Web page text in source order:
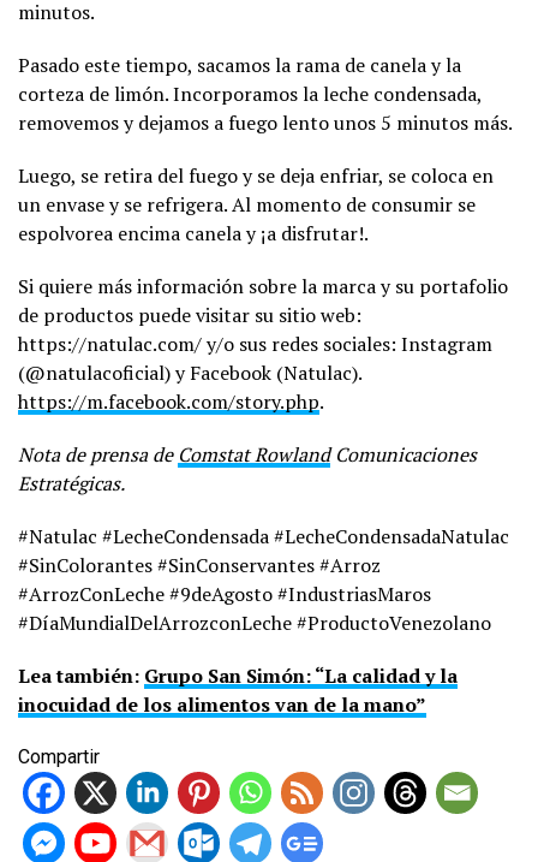
minutos.
Pasado este tiempo, sacamos la rama de canela y la
corteza de limón. Incorporamos la leche condensada,
removemos y dejamos a fuego lento unos 5 minutos más.
Luego, se retira del fuego y se deja enfriar, se coloca en
un envase y se refrigera. Al momento de consumir se
espolvorea encima canela y ¡a disfrutar!.
Si quiere más información sobre la marca y su portafolio
de productos puede visitar su sitio web:
https://natulac.com/ y/o sus redes sociales: Instagram
(@natulacoficial) y Facebook (Natulac).
https://m.facebook.com/story.php.
Nota de prensa de Comstat RowlandComunicaciones
Estratégicas.
#Natulac #LecheCondensada #LecheCondensadaNatulac
#SinColorantes #SinConservantes #Arroz
#ArrozConLeche #9deAgosto #IndustriasMaros
#DíaMundialDelArrozconLeche #ProductoVenezolano
Lea también: Grupo San Simón: “La calidad y la
inocuidad de los alimentos van de la mano”
Compartir